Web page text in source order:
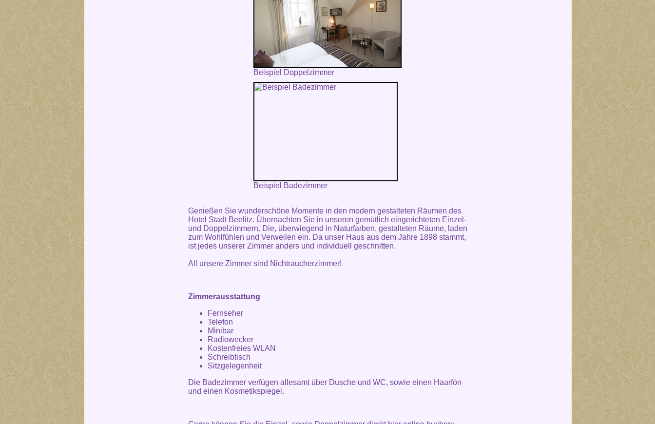
Beispiel Doppelzimmer
Beispiel Badezimmer
Genießen Sie wunderschöne Momente in den modern gestalteten Räumen des
Hotel Stadt Beelitz. Übernachten Sie in unseren gemütlich eingerichteten Einzel-
und Doppelzimmern. Die, überwiegend in Naturfarben, gestalteten Räume, laden
zum Wohlfühlen und Verweilen ein. Da unser Haus aus dem Jahre 1898 stammt,
ist jedes unserer Zimmer anders und individuell geschnitten.
All unsere Zimmer sind Nichtraucherzimmer!
Zimmerausstattung
Fernseher
Telefon
Minibar
Radiowecker
Kostenfreies WLAN
Schreibtisch
Sitzgelegenheit
Die Badezimmer verfügen allesamt über Dusche und WC, sowie einen Haarfön
und einen Kosmetikspiegel.